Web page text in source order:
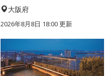
大阪府
2026年8月8日 18:00更新